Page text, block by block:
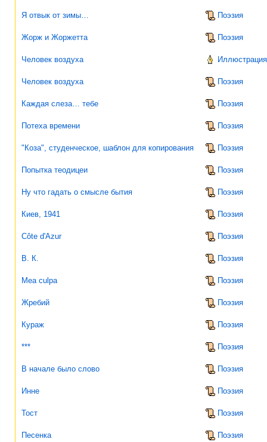
Я отвык от зимы… Поэзия
Жорж и Жоржетта Поэзия
Человек воздуха
Человек воздуха Поэзия
Каждая слеза… тебе Поэзия
Потеха времени Поэзия
"Коза", студенческое, шаблон для копирования Поэзия
Попытка теодицеи Поэзия
Ну что гадать о смысле бытия Поэзия
Киев, 1941 Поэзия
Côte d'Azur Поэзия
В. К. Поэзия
Mea culpa Поэзия
Жребий Поэзия
Кураж Поэзия
*** Поэзия
В начале было слово Поэзия
Инне Поэзия
Тост Поэзия
Песенка Поэзия